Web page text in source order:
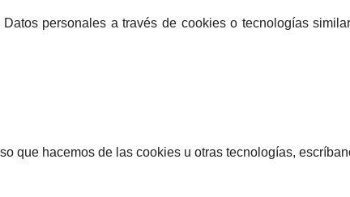
personales a través de cookies o tecnologías
que hacemos de las cookies u otras tecnologías,